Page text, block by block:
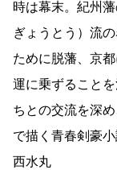
時は幕末。紀州
ぎょうとう）流
ために脱藩、京
運に乗ずること
ちとの交流を深
で描く青春剣豪
西水丸